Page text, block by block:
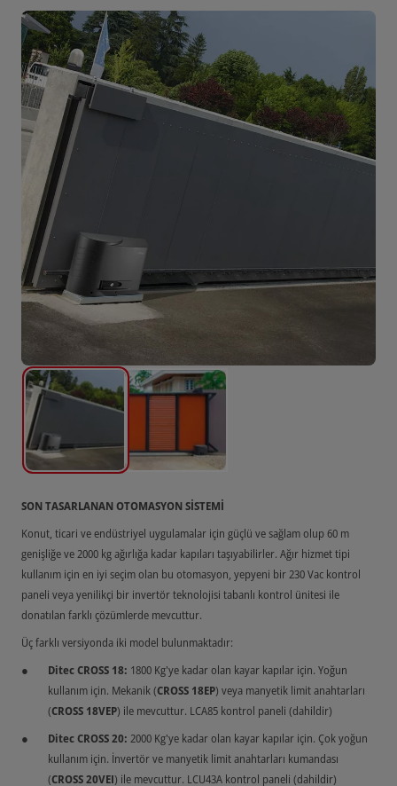
SON TASARLANAN OTOMASYON SİSTEMİ
Konut, ticari ve endüstriyel uygulamalar için güçlü ve sağlam olup 60 m
genişliğe ve 2000 kg ağırlığa kadar kapıları taşıyabilirler. Ağır hizmet tipi
kullanım için en iyi seçim olan bu otomasyon, yepyeni bir 230 Vac kontrol
paneli veya yenilikçi bir invertör teknolojisi tabanlı kontrol ünitesi ile
donatılan farklı çözümlerde mevcuttur.
Üç farklı versiyonda iki model bulunmaktadır:
Ditec CROSS 18: 1800 Kg'ye kadar olan kayar kapılar için. Yoğun
kullanım için. Mekanik (CROSS 18EP) veya manyetik limit anahtarları
(CROSS 18VEP) ile mevcuttur. LCA85 kontrol paneli (dahildir)
Ditec CROSS 20: 2000 Kg'ye kadar olan kayar kapılar için. Çok yoğun
kullanım için. İnvertör ve manyetik limit anahtarları kumandası
(CROSS 20VEI) ile mevcuttur. LCU43A kontrol paneli (dahildir)